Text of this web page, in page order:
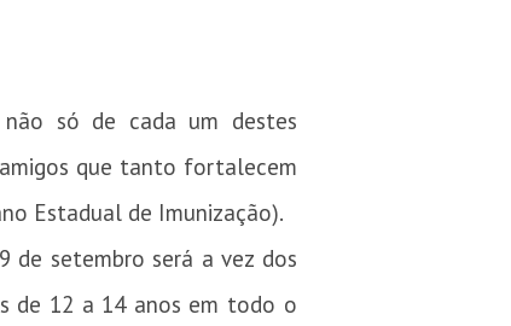
não só de cada um destes
que tanto fortalecem
Estadual de Imunização).
de setembro será a vez dos
de 12 a 14 anos em todo o